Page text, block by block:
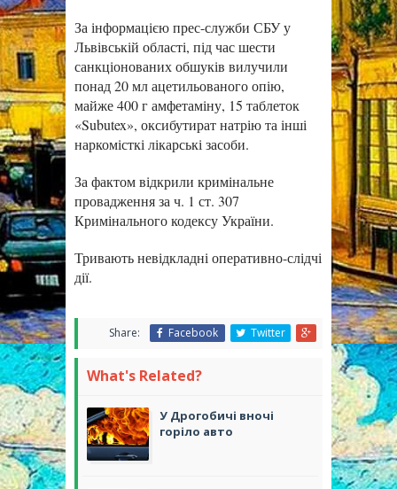
За інформацією прес-служби СБУ у
Львівській області, під час шести
санкціонованих обшуків вилучили
понад 20 мл ацетильованого опію,
майже 400 г амфетаміну, 15 таблеток
«Subutex», оксибутират натрію та інші
наркомісткі лікарські засоби.
За фактом відкрили кримінальне
провадження за ч. 1 ст. 307
Кримінального кодексу України.
Тривають невідкладні оперативно-слідчі
дії.
Share: Facebook Twitter
What's Related?
У Дрогобичі вночі
горіло авто